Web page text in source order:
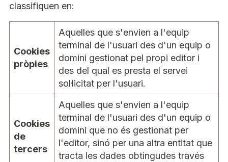
classifiquen en:
Cookies
pròpies
Aquelles que s'envien a l'equip
terminal de l'usuari des d'un equip o
domini gestionat pel propi editor i
des del qual es presta el servei
sol·licitat per l'usuari.
Cookies
de
tercers
Aquelles que s'envien a l'equip
terminal de l'usuari des d'un equip o
domini que no és gestionat per
l'editor, sinó per una altra entitat que
tracta les dades obtingudes través